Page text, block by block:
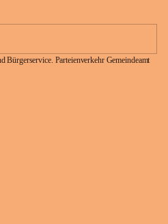
Bürgerservice. Parteienverkehr Gemeindeamt